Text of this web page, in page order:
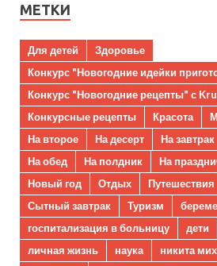
МЕТКИ
Для детей
Здоровье
Конкурс "Новогодние идейки
Конкурс "Новогодние рецепты" с
Конкурсные рецепты
Красота
На второе
На десерт На завтрак
На обед
На полдник На
Новый год
Отдых Путешествия
Сытный завтрак
Туризм
госпитализация в больницу
дети
личная жизнь
наука никита